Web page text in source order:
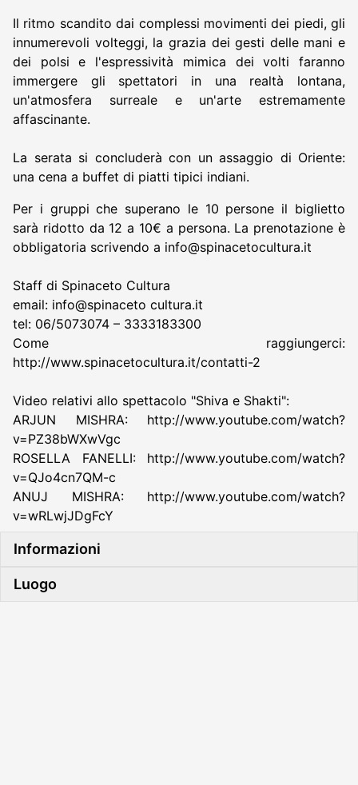
Il ritmo scandito dai complessi movimenti dei piedi, gli
innumerevoli volteggi, la grazia dei gesti delle mani e
dei polsi e l'espressività mimica dei volti faranno
immergere gli spettatori in una realtà lontana,
un'atmosfera surreale e un'arte estremamente
affascinante.
La serata si concluderà con un assaggio di Oriente:
una cena a buffet di piatti tipici indiani.
Per i gruppi che superano le 10 persone il biglietto
sarà ridotto da 12 a 10€ a persona. La prenotazione è
obbligatoria scrivendo a info@spinacetocultura.it
Staff di Spinaceto Cultura
email: info@spinaceto cultura.it
tel: 06/5073074 – 3333183300
Come raggiungerci:
http://www.spinacetocultura.it/contatti-2
Video relativi allo spettacolo "Shiva e Shakti":
ARJUN MISHRA: http://www.youtube.com/watch?
v=PZ38bWXwVgc
ROSELLA FANELLI: http://www.youtube.com/watch?
v=QJo4cn7QM-c
ANUJ MISHRA: http://www.youtube.com/watch?
v=wRLwjJDgFcY
Informazioni
Luogo